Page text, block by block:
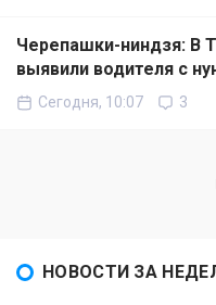
Черепашки-ниндзя: В
выявили водителя с
Сегодня, 10:07 3
НОВОСТИ ЗА